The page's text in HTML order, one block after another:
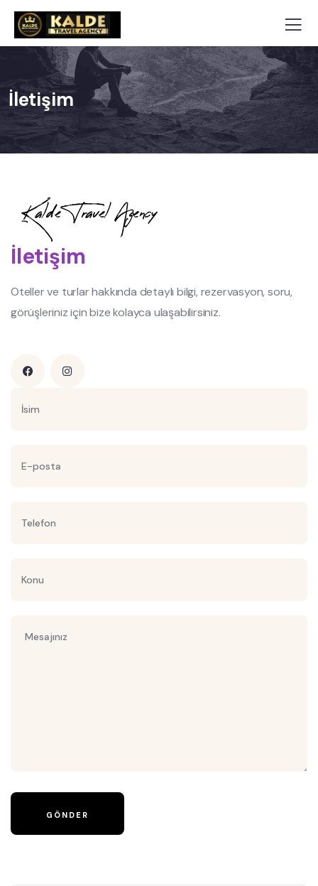
İletişim
Kalde Travel Agency
İletişim
Oteller ve turlar hakkında detaylı bilgi, rezervasyon, soru,
görüşleriniz için bize kolayca ulaşabilirsiniz.